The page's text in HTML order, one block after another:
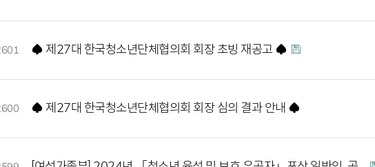
♠ 제27대 한국청소년단체협의회 회장 초빙 재공고 ♠
♠ 제27대 한국청소년단체협의회 회장 심의 결과 안내 ♠